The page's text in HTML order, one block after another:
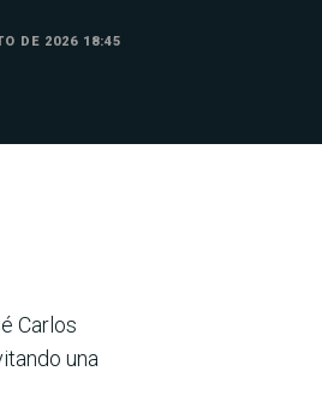
DE 2026 18:45
Carlos
una